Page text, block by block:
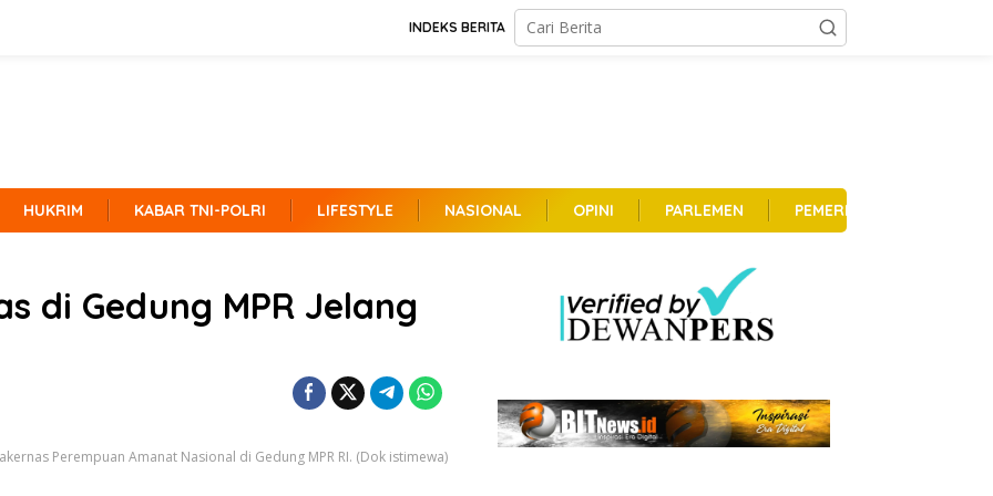
INDEKS BERITA
HUKRIM KABAR TNI-POLRI LIFESTYLE NASIONAL OPINI PARLEMEN PEMERINTAHAN
di Gedung MPR Jelang
Perempuan Amanat Nasional di Gedung MPR RI. (Dok istimewa)